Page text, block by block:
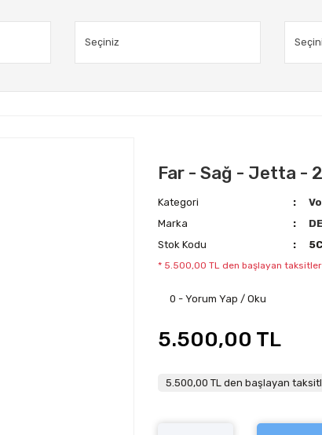
Far - Sağ - Jetta -
Kategori
Marka
Stok Kodu
* 5.500,00 TL den başlayan
0 - Yorum Yap / Oku
5.500,00 TL
5.500,00 TL den başlayan